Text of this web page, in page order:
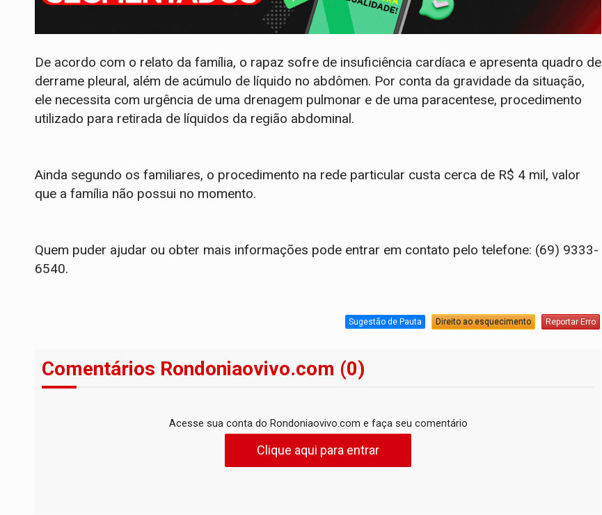
De acordo com o relato da família, o rapaz sofre de insuficiência cardíaca e apresenta quadro de
derrame pleural, além de acúmulo de líquido no abdômen. Por conta da gravidade da situação,
ele necessita com urgência de uma drenagem pulmonar e de uma paracentese, procedimento
utilizado para retirada de líquidos da região abdominal.
Ainda segundo os familiares, o procedimento na rede particular custa cerca de R$ 4 mil, valor
que a família não possui no momento.
Quem puder ajudar ou obter mais informações pode entrar em contato pelo telefone: (69) 9333-
6540.
Sugestão de Pauta Direito ao esquecimento Reportar Erro
Comentários Rondoniaovivo.com (0)
Acesse sua conta do Rondoniaovivo.com e faça seu comentário
Clique aqui para entrar